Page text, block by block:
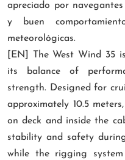
apreciado por
y buen
meteorológicas.
[EN] The West Wind 35
its balance of
strength. Designed for
approximately 10.5
on deck and inside the
stability and safety
while the rigging